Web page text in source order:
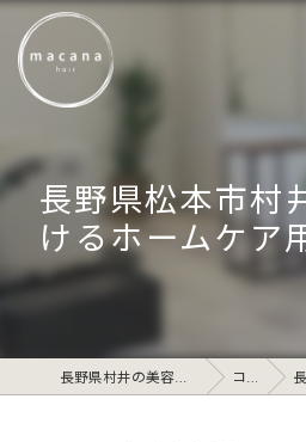
長野県松本市村
けるホームケア
長野県村井の美容院ならmacana_hair コラム 長